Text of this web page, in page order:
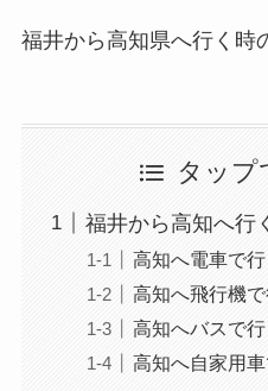
福井から高知県へ行く時
タップ
福井から高知へ行
高知へ電車で
高知へ飛行機
高知へバスで
高知へ自家用